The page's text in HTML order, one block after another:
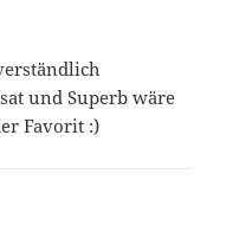
und Superb wäre
Favorit :)